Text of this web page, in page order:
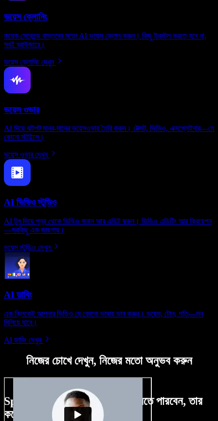
ভয়েস ক্লোনিং
কয়েক সেকেন্ডে বাস্তবের মতো AI ভয়েস ক্লোন করুন। কিছু ইনস্টল করতে হবে না,
সবই ব্রাউজারে।
ভয়েস ক্লোনিং দেখুন
ভয়েস ওভার
AI দিয়ে ঝটপট মানব-মানের ভয়েসওভার তৈরি করুন। টেক্সট, ভিডিও, এক্সপ্লেইনার—যে
কোনো স্টাইলে।
ভয়েস ওভার দেখুন
AI ভিডিও স্টুডিও
AI টুল দিয়ে শূন্য থেকে ভিডিও বানান আর এডিট করুন। ভিডিও এডিটিং আর ক্রিয়েশন
—সবকিছু এক জায়গায়।
ভয়েস স্টুডিও দেখুন
AI ডাবিং
এক ক্লিকেই আপনার ভিডিও যে কোনো ভাষায় ডাব করুন। ভয়েস, টোন, গতি—সব
মিলিয়ে যাবে।
AI ডাবিং দেখুন
নিজের চোখে দেখুন, নিজের মতো অনুভব করুন
Speechify Studio দিয়ে কী কী করতে পারবেন, তার
কয়েকটা উদাহরণ দেখুন